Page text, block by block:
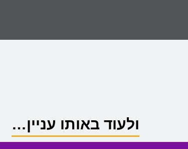
ולעוד באותו עניין…